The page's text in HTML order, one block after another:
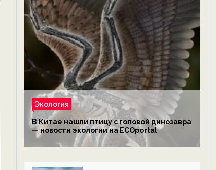
Экология
В Китае нашли птицу с головой динозавра
— новости экологии на ECOportal